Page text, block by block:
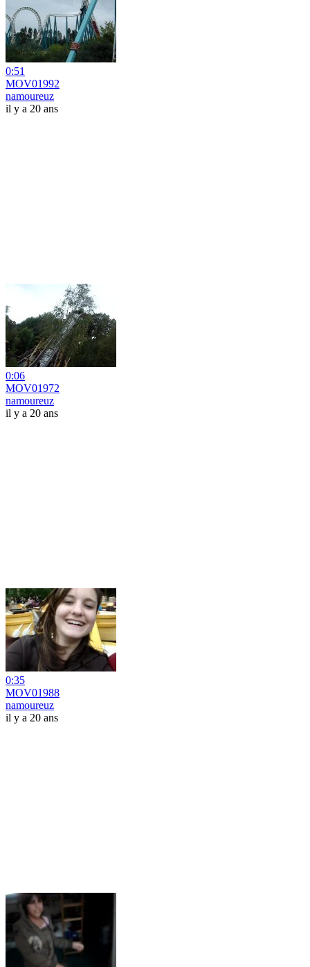
0:51
MOV01992
namoureuz
il y a 20 ans
0:06
MOV01972
namoureuz
il y a 20 ans
0:35
MOV01988
namoureuz
il y a 20 ans